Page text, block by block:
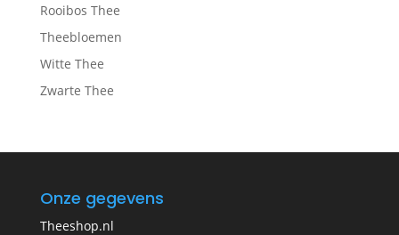
Rooibos Thee
Theebloemen
Witte Thee
Zwarte Thee
Onze gegevens
Theeshop.nl